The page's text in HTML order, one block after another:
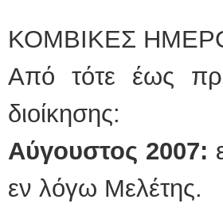
ΚΟΜΒΙΚΕΣ
Από τότε έως
διοίκησης:
Αύγουστος 2007:
εν λόγω Μελέτης.